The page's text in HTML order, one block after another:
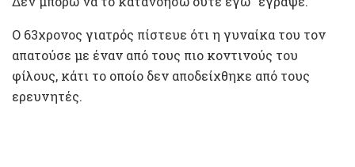
Ο 63χρονος γιατρός πίστευε ότι η γυναίκα του τον
απατούσε με έναν από τους πιο κοντινούς του
φίλους, κάτι το οποίο δεν αποδείχθηκε από τους
ερευνητές.